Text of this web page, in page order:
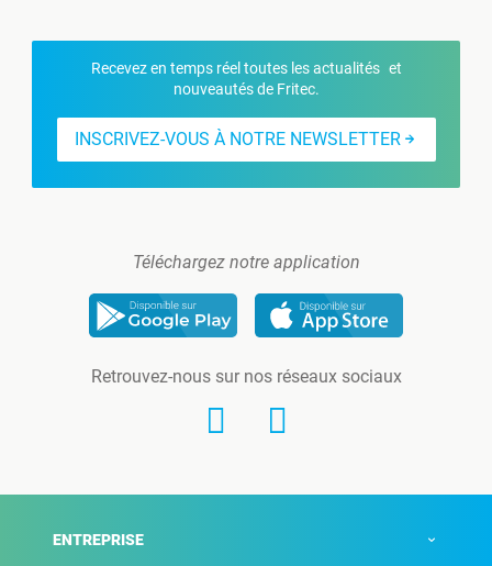
Recevez en temps réel toutes les actualités et
nouveautés de Fritec.
INSCRIVEZ-VOUS À NOTRE NEWSLETTER
Téléchargez notre application
Retrouvez-nous sur nos réseaux sociaux
ENTREPRISE